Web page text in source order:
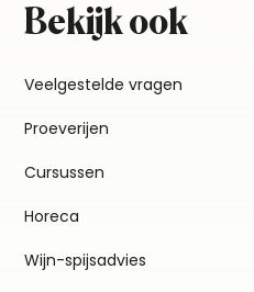
Bekijk ook
Veelgestelde vragen
Proeverijen
Cursussen
Horeca
Wijn-spijsadvies